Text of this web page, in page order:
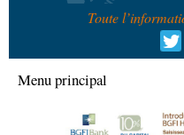
Toute
Menu principal